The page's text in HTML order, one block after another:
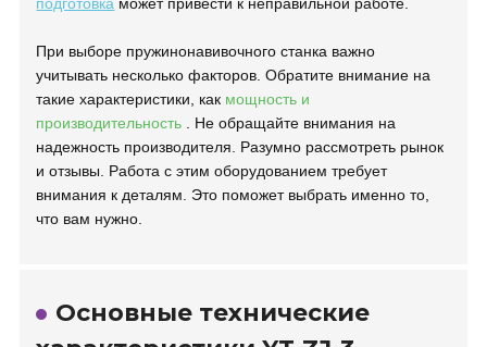
При выборе пружинонавивочного станка важно
учитывать несколько факторов. Обратите внимание на
такие характеристики, как мощность и
производительность . Не обращайте внимания на
надежность производителя. Разумно рассмотреть рынок
и отзывы. Работа с этим оборудованием требует
внимания к деталям. Это поможет выбрать именно то,
что вам нужно.
Основные технические